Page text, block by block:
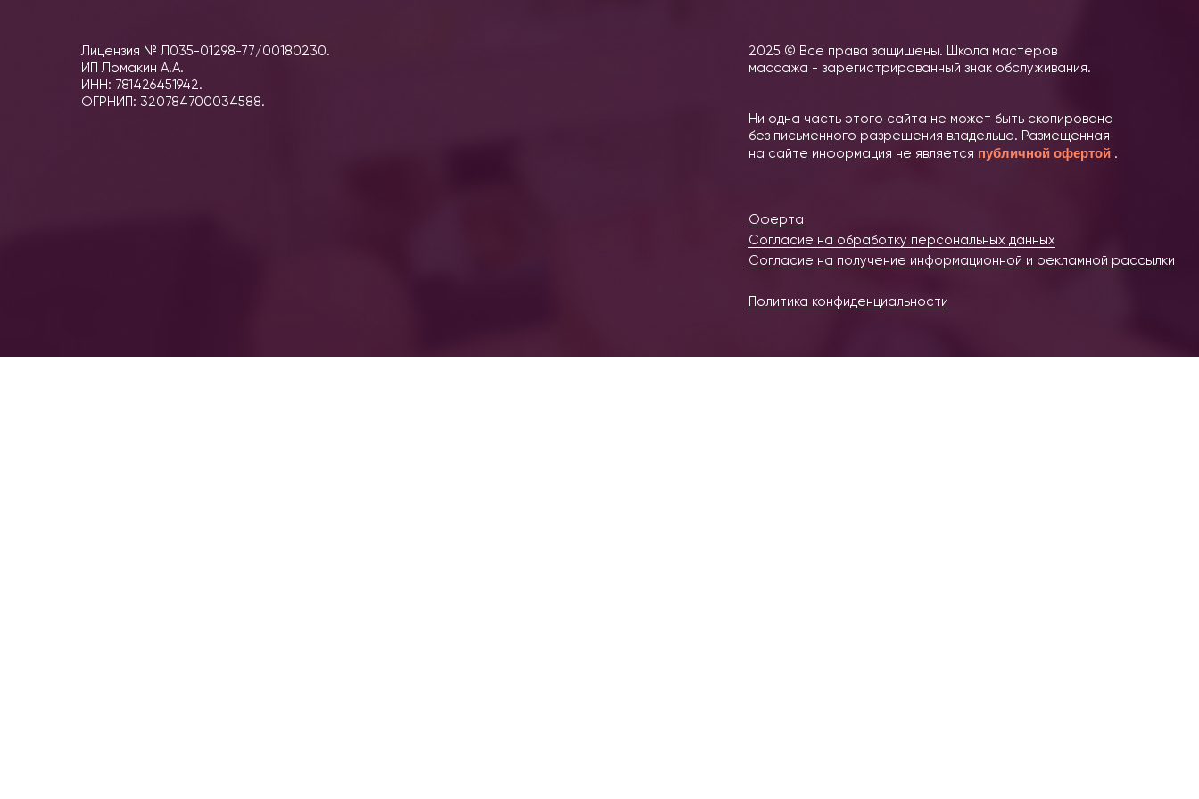
2025 © Все права защищены. Школа мастеров
массажа - зарегистрированный знак обслуживания.
Ни одна часть этого сайта не может быть скопирована
без письменного разрешения владельца. Размещенная
на сайте информация не является публичной офертой .
Лицензия № Л035-01298-77/00180230.
ИП Ломакин А.А.
ИНН: 781426451942.
ОГРНИП: 320784700034588.
Оферта
Согласие на обработку персональных данных
Согласие на получение информационной и рекламной рассылки
Политика конфиденциальности